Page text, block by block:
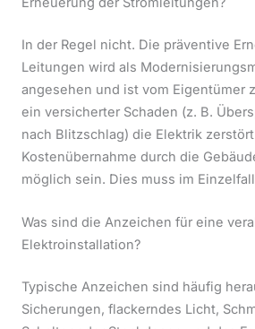
In der Regel nicht. Die präventive
Leitungen wird als
angesehen und ist vom Eigentümer
ein versicherter Schaden (z. B.
nach Blitzschlag) die Elektrik
Kostenübernahme durch die
möglich sein. Dies muss im
Was sind die Anzeichen für eine
Elektroinstallation?
Typische Anzeichen sind häufig
Sicherungen, flackerndes Licht,